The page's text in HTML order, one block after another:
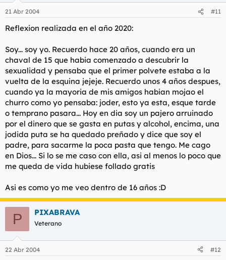
21 Abr 2004 #11
Reflexion realizada en el año 2020:
Soy... soy yo. Recuerdo hace 20 años, cuando era un
chaval de 15 que habia comenzado a descubrir la
sexualidad y pensaba que el primer polvete estaba a la
vuelta de la esquina jejeje. Recuerdo unos 4 años despues,
cuando ya la mayoria de mis amigos habian mojao el
churro como yo pensaba: joder, esto ya esta, esque tarde
o temprano pasara... Hoy en dia soy un pajero arruinado
por el dinero que se gasta en putas y alcohol, encima, una
jodida puta se ha quedado preñado y dice que soy el
padre, para sacarme la poca pasta que tengo. Me cago
en Dios... Si lo se me caso con ella, asi al menos lo poco que
me queda de vida hubiese follado gratis
Asi es como yo me veo dentro de 16 años :D
P PIXABRAVA
Veterano
22 Abr 2004 #12